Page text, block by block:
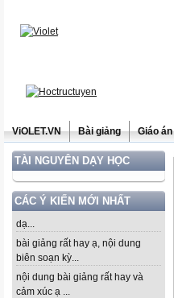
ViOLET.VN Bài giảng Giáo án
TÀI NGUYÊN DẠY HỌC
CÁC Ý KIẾN MỚI NHẤT
dạ...
bài giảng rất hay ạ, nội dung
biên soạn kỳ...
nội dung bài giảng rất hay và
cảm xúc ạ ...